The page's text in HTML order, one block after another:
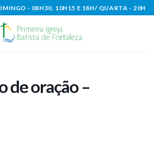
- 08H30, 10H15 E 18H/ QUARTA - 20H
de oração –